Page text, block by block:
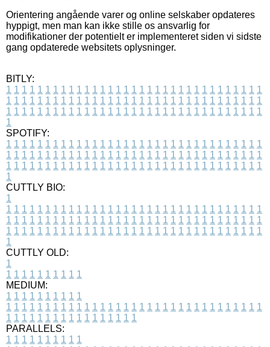
Orientering angående varer og online selskaber opdateres
hyppigt, men man kan ikke stille os ansvarlig for
modifikationer der potentielt er implementeret siden vi sidste
gang opdaterede websitets oplysninger.
BITLY:
1 1 1 1 1 1 1 1 1 1 1 1 1 1 1 1 1 1 1 1 1 1 1 1 1 1 1 1 1 1 1 1 1
1 1 1 1 1 1 1 1 1 1 1 1 1 1 1 1 1 1 1 1 1 1 1 1 1 1 1 1 1 1 1 1 1
1 1 1 1 1 1 1 1 1 1 1 1 1 1 1 1 1 1 1 1 1 1 1 1 1 1 1 1 1 1 1 1 1
1
SPOTIFY:
1 1 1 1 1 1 1 1 1 1 1 1 1 1 1 1 1 1 1 1 1 1 1 1 1 1 1 1 1 1 1 1 1
1 1 1 1 1 1 1 1 1 1 1 1 1 1 1 1 1 1 1 1 1 1 1 1 1 1 1 1 1 1 1 1 1
1 1 1 1 1 1 1 1 1 1 1 1 1 1 1 1 1 1 1 1 1 1 1 1 1 1 1 1 1 1 1 1 1
1
CUTTLY BIO:
1
1 1 1 1 1 1 1 1 1 1 1 1 1 1 1 1 1 1 1 1 1 1 1 1 1 1 1 1 1 1 1 1 1
1 1 1 1 1 1 1 1 1 1 1 1 1 1 1 1 1 1 1 1 1 1 1 1 1 1 1 1 1 1 1 1 1
1 1 1 1 1 1 1 1 1 1 1 1 1 1 1 1 1 1 1 1 1 1 1 1 1 1 1 1 1 1 1 1 1
1
CUTTLY OLD:
1
1 1 1 1 1 1 1 1 1 1
MEDIUM:
1 1 1 1 1 1 1 1 1 1
1 1 1 1 1 1 1 1 1 1 1 1 1 1 1 1 1 1 1 1 1 1 1 1 1 1 1 1 1 1 1 1 1
1 1 1 1 1 1 1 1 1 1 1 1 1 1 1 1 1
PARALLELS:
1 1 1 1 1 1 1 1 1 1